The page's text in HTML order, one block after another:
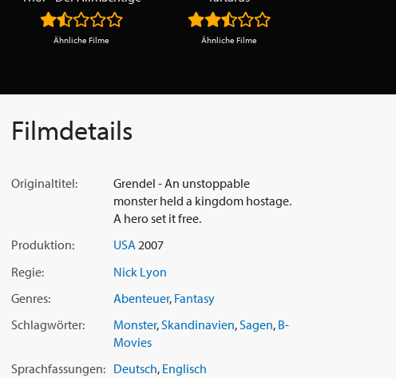
Ähnliche Filme Ähnliche Filme
Filmdetails
Originaltitel:
Grendel - An unstoppable
monster held a kingdom hostage.
A hero set it free.
Produktion:
USA2007
Regie:
Nick Lyon
Genres:
Abenteuer, Fantasy
Schlagwörter:
Monster,Skandinavien,Sagen, B-
Movies
Sprachfassungen: Deutsch, Englisch